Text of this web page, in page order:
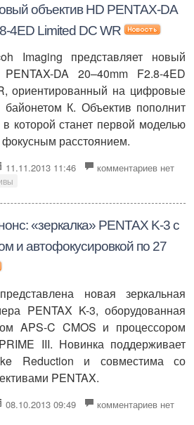
объектив HD PENTAX-DA
4ED Limited DC WR
Imaging представляет новый
DA 20–40mm F2.8-4ED
ориентированный на цифровые
К. Объектив пополнит
которой станет первой моделью
расстоянием.
11.11.2013 11:46 комментариев нет
«зеркалка» PENTAX K-3 с
и автофокусировкой по 27
новая зеркальная
PENTAX K-3, оборудованная
APS-C CMOS и процессором
III. Новинка поддерживает
Reduction и совместима со
PENTAX.
08.10.2013 09:49 комментариев нет